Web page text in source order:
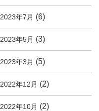
2023年7月 (6)
2023年5月 (3)
2023年3月 (5)
2022年12月 (2)
2022年10月 (2)